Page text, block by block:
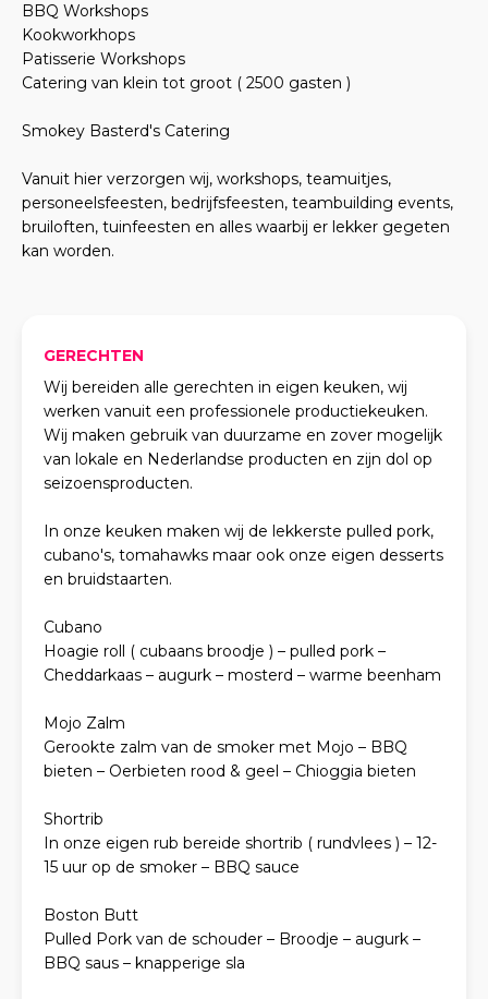
BBQ Workshops
Kookworkhops
Patisserie Workshops
Catering van klein tot groot ( 2500 gasten )
Smokey Basterd's Catering
Vanuit hier verzorgen wij, workshops, teamuitjes,
personeelsfeesten, bedrijfsfeesten, teambuilding events,
bruiloften, tuinfeesten en alles waarbij er lekker gegeten
kan worden.
GERECHTEN
Wij bereiden alle gerechten in eigen keuken, wij
werken vanuit een professionele productiekeuken.
Wij maken gebruik van duurzame en zover mogelijk
van lokale en Nederlandse producten en zijn dol op
seizoensproducten.
In onze keuken maken wij de lekkerste pulled pork,
cubano's, tomahawks maar ook onze eigen desserts
en bruidstaarten.
Cubano
Hoagie roll ( cubaans broodje ) – pulled pork –
Cheddarkaas – augurk – mosterd – warme beenham
Mojo Zalm
Gerookte zalm van de smoker met Mojo – BBQ
bieten – Oerbieten rood & geel – Chioggia bieten
Shortrib
In onze eigen rub bereide shortrib ( rundvlees ) – 12-
15 uur op de smoker – BBQ sauce
Boston Butt
Pulled Pork van de schouder – Broodje – augurk –
BBQ saus – knapperige sla